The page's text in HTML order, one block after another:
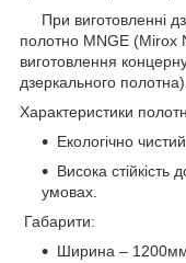
При виготовленні
полотно MNGE (Mirox
виготовлення
дзеркального полотна).
Характеристики
Екологічно
Висока стійкість
умовах.
Габарити:
Ширина –